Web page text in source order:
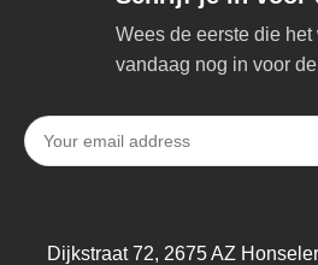
Wees de eerste die
vandaag nog in voor
Dijkstraat 72, 2675 AZ